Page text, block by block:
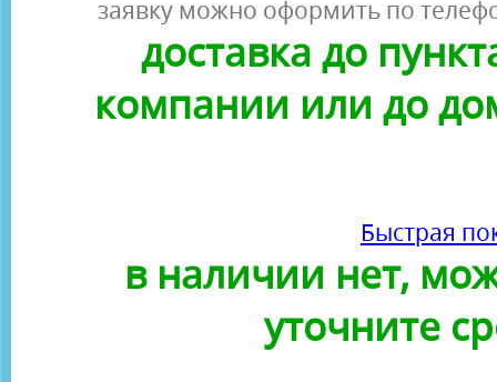
заявку можно оформить по
доставка до
компании или до
Быстрая
в наличии нет,
уточните